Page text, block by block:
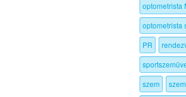
optometrista
optometrista
PR
szem